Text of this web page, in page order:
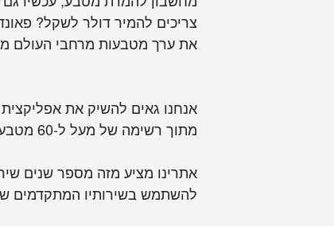
את ערך מטבעות מרחבי העולם
אנחנו גאים להשיק את
מתוך רשימה של מעל ל-60 מטבעות מרחבי העולם, כולל ביטקוין ואפילו מתכות.
אתרינו מציע מזה מספר שנים
להשתמש בשירותיו המתקדמים